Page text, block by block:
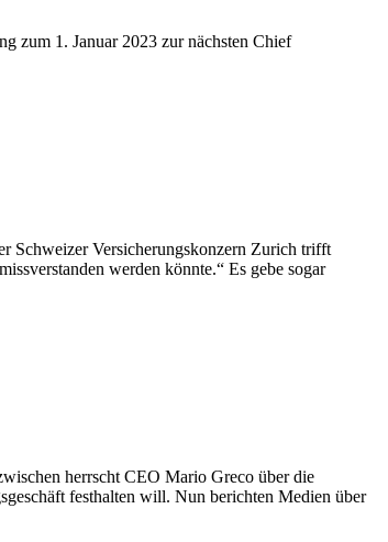
zum 1. Januar 2023 zur nächsten Chief
Schweizer Versicherungskonzern Zurich trifft
werden könnte.“ Es gebe sogar
herrscht CEO Mario Greco über die
festhalten will. Nun berichten Medien über